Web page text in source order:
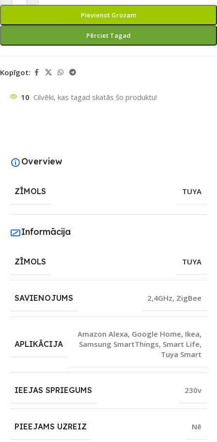
Pievienot Grozam
Pērciet Tagad
Kopīgot:
10 Cilvēki, kas tagad skatās šo produktu!
Overview
ZĪMOLS TUYA
Informācija
ZĪMOLS TUYA
SAVIENOJUMS 2,4GHz, ZigBee
APLIKĀCIJA
Amazon Alexa, Google Home, Ikea,
Samsung SmartThings, Smart Life,
Tuya Smart
IEEJAS SPRIEGUMS 230v
PIEEJAMS UZREIZ Nē